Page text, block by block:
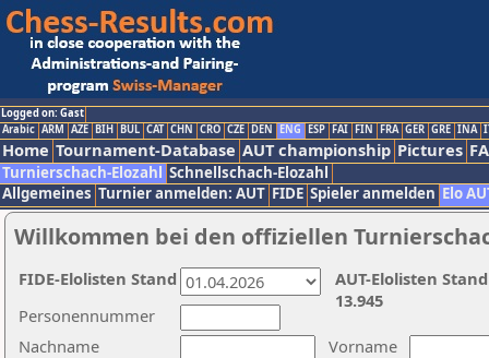
Logged on: Gast
Arabic ARM AZE BIH BUL CAT CHN CRO CZE DEN ENG ESP FAI FIN FRA GER GRE INA
Home Tournament-Database AUT championship Pictures
Turnierschach-Elozahl Schnellschach-Elozahl
Allgemeines Turnier anmelden: AUT FIDE Spieler anmelden Elo
Willkommen bei den offiziellen
Nachname
Vorname
Personennummer
AUT-Elolisten
13.945
FIDE-Elolisten Stand